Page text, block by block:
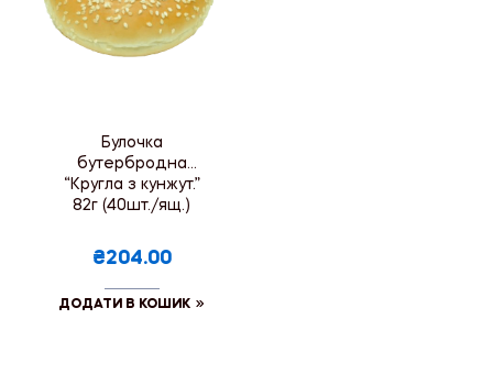
Булочка
бутербродна
“Кругла з кунжут.”
82г (40шт./ящ.)
₴204.00
ДОДАТИ В КОШИК